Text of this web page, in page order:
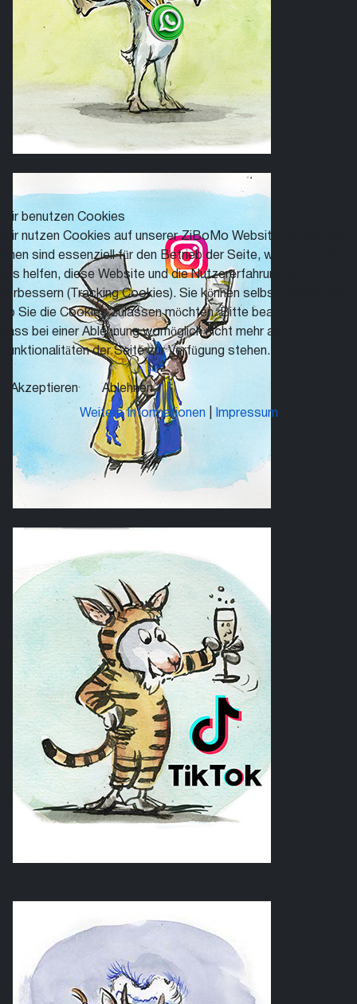
Wir benutzen Cookies
Wir nutzen Cookies auf unserer ZiBoMo Website. Einige von
ihnen sind essenziell für den Betrieb der Seite, während andere
uns helfen, diese Website und die Nutzererfahrung zu
verbessern (Tracking Cookies). Sie können selbst entscheiden,
ob Sie die Cookies zulassen möchten. Bitte beachten Sie,
dass bei einer Ablehnung womöglich nicht mehr alle
Funktionalitäten der Seite zur Verfügung stehen.
Akzeptieren Ablehnen
Weitere Informationen| Impressum